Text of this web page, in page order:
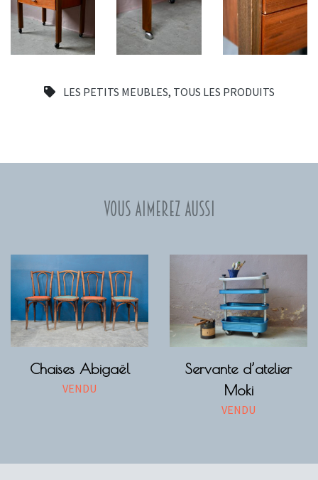
LES PETITS MEUBLES, TOUS LES PRODUITS
Vous aimerez aussi
Chaises Abigaël
VENDU
Servante d’atelier
Moki
VENDU